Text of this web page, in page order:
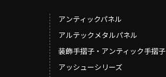
アンティックパネル
アルテックメタルパネル
装飾手摺子・アンティック手摺子
アッシューシリーズ